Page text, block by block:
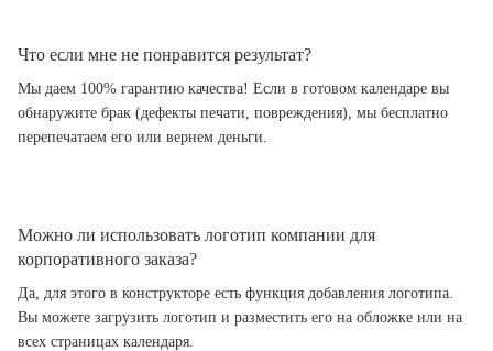
Что если мне не понравится результат?
Мы даем 100% гарантию качества! Если в готовом календаре вы
обнаружите брак (дефекты печати, повреждения), мы бесплатно
перепечатаем его или вернем деньги.
Можно ли использовать логотип компании для
корпоративного заказа?
Да, для этого в конструкторе есть функция добавления логотипа.
Вы можете загрузить логотип и разместить его на обложке или на
всех страницах календаря.